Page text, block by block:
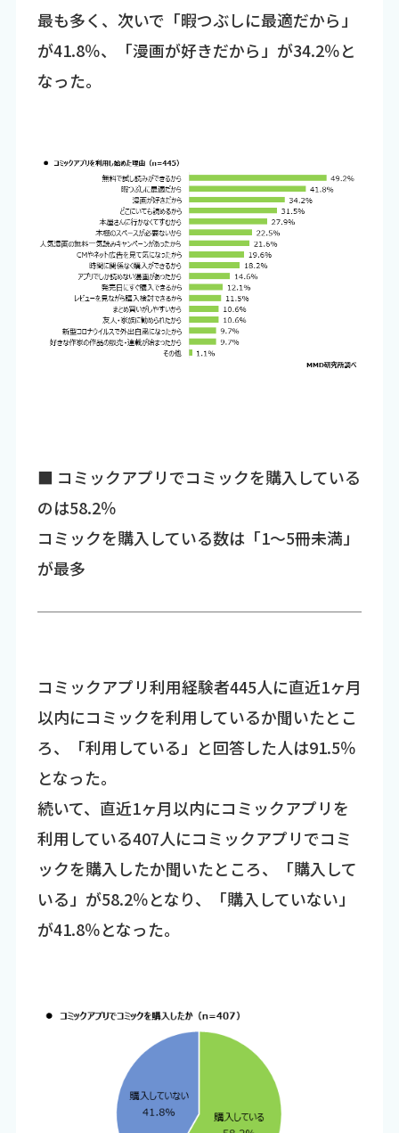
最も多く、次いで「暇つぶしに最適だから」
が41.8％、「漫画が好きだから」が34.2％と
なった。
■ コミックアプリでコミックを購入している
のは58.2％
コミックを購入している数は「1～5冊未満」
が最多
コミックアプリ利用経験者445人に直近1ヶ月
以内にコミックを利用しているか聞いたとこ
ろ、「利用している」と回答した人は91.5％
となった。
続いて、直近1ヶ月以内にコミックアプリを
利用している407人にコミックアプリでコミ
ックを購入したか聞いたところ、「購入して
いる」が58.2％となり、「購入していない」
が41.8％となった。